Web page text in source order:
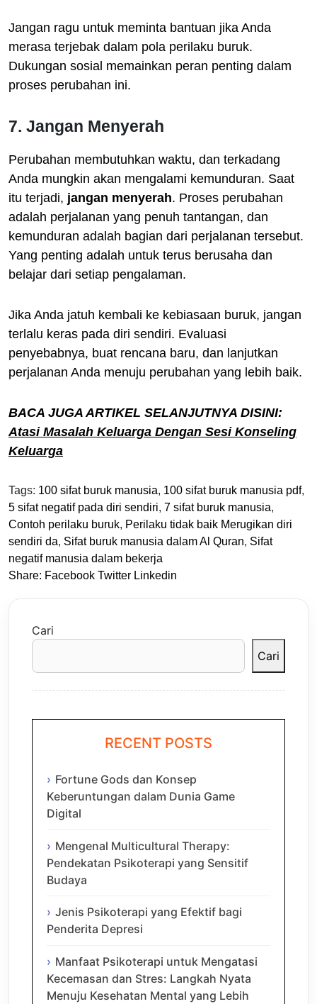
Jangan ragu untuk meminta bantuan jika Anda
merasa terjebak dalam pola perilaku buruk.
Dukungan sosial memainkan peran penting dalam
proses perubahan ini.
7. Jangan Menyerah
Perubahan membutuhkan waktu, dan terkadang
Anda mungkin akan mengalami kemunduran. Saat
itu terjadi, jangan menyerah. Proses perubahan
adalah perjalanan yang penuh tantangan, dan
kemunduran adalah bagian dari perjalanan tersebut.
Yang penting adalah untuk terus berusaha dan
belajar dari setiap pengalaman.
Jika Anda jatuh kembali ke kebiasaan buruk, jangan
terlalu keras pada diri sendiri. Evaluasi
penyebabnya, buat rencana baru, dan lanjutkan
perjalanan Anda menuju perubahan yang lebih baik.
BACA JUGA ARTIKEL SELANJUTNYA DISINI:
Atasi Masalah Keluarga Dengan Sesi Konseling
Keluarga
Tags: 100 sifat buruk manusia, 100 sifat buruk manusia pdf,
5 sifat negatif pada diri sendiri, 7 sifat buruk manusia,
Contoh perilaku buruk, Perilaku tidak baik Merugikan diri
sendiri da, Sifat buruk manusia dalam Al Quran, Sifat
negatif manusia dalam bekerja
Share: Facebook Twitter Linkedin
Cari
Cari
RECENT POSTS
Fortune Gods dan Konsep
Keberuntungan dalam Dunia Game
Digital
Mengenal Multicultural Therapy:
Pendekatan Psikoterapi yang Sensitif
Budaya
Jenis Psikoterapi yang Efektif bagi
Penderita Depresi
Manfaat Psikoterapi untuk Mengatasi
Kecemasan dan Stres: Langkah Nyata
Menuju Kesehatan Mental yang Lebih